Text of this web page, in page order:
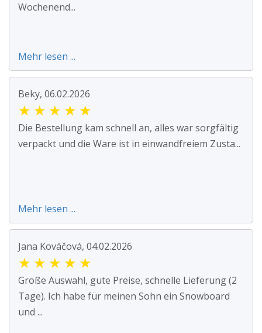
Wochenend...
Mehr lesen ...
Beky, 06.02.2026
★ ★ ★ ★ ★
Die Bestellung kam schnell an, alles war sorgfältig
verpackt und die Ware ist in einwandfreiem Zusta...
Mehr lesen ...
Jana Kováčová, 04.02.2026
★ ★ ★ ★ ★
Große Auswahl, gute Preise, schnelle Lieferung (2
Tage). Ich habe für meinen Sohn ein Snowboard
und ...